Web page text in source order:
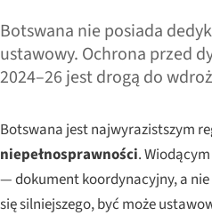
Botswana nie posiada
ustawowy. Ochrona przed
2024–26 jest drogą do
Botswana jest najwyrazistszym
niepełnosprawności.
— dokument koordynacyjny, a
się silniejszego, być może